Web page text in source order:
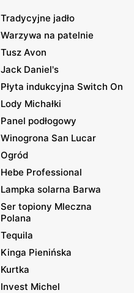
Tradycyjne jadło
Warzywa na patelnie
Tusz Avon
Jack Daniel's
Płyta indukcyjna Switch On
Lody Michałki
Panel podłogowy
Winogrona San Lucar
Ogród
Hebe Professional
Lampka solarna Barwa
Ser topiony Mleczna
Polana
Tequila
Kinga Pienińska
Kurtka
Invest Michel